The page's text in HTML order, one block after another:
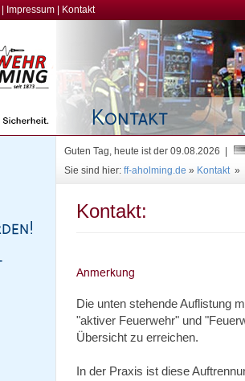
Impressum Kontakt
Guten Tag, heute ist der 09.08.2026 |
Sie sind hier: ff-aholming.de » Kontakt»
Kontakt:
Die unten stehende Auflistung
"aktiver Feuerwehr" und
Übersicht zu erreichen.
In der Praxis ist diese